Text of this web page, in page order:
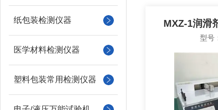
纸包装检测仪器
医学材料检测仪器
塑料包装常用检测仪器
MXZ-1润滑
型号